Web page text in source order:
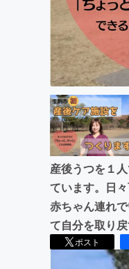
産後うつを１
ています。日
赤ちゃん連れ
て自分を取り
ポスト